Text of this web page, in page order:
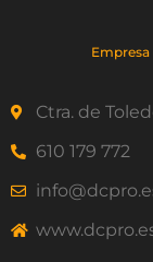
Ctra. de
610 179 772